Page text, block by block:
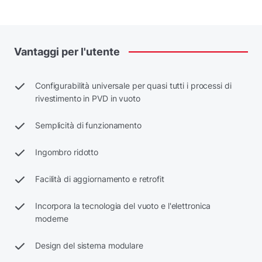
Vantaggi per l'utente
Configurabilità universale per quasi tutti i processi di
rivestimento in PVD in vuoto
Semplicità di funzionamento
Ingombro ridotto
Facilità di aggiornamento e retrofit
Incorpora la tecnologia del vuoto e l'elettronica
moderne
Design del sistema modulare